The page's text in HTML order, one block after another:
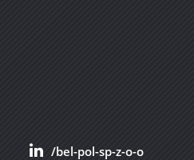
/bel-pol-sp-z-o-o